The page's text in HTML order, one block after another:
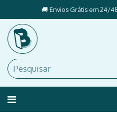
🚚 Envios Grátis em 24/
Alternar